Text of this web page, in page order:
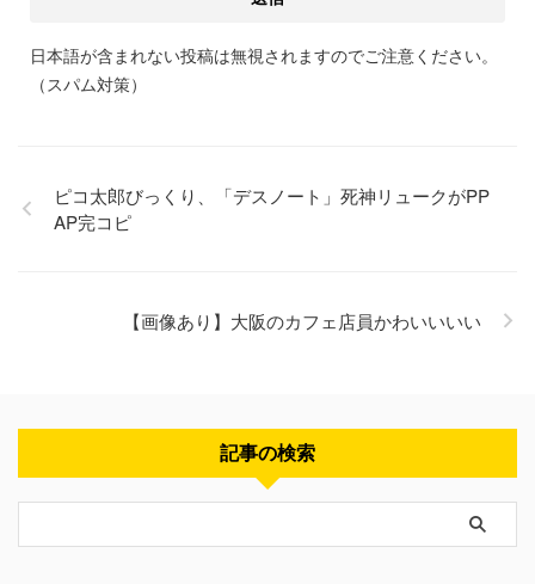
日本語が含まれない投稿は無視されますのでご注意ください。
（スパム対策）
ピコ太郎びっくり、「デスノート」死神リュークがPP
AP完コピ
【画像あり】大阪のカフェ店員かわいいいい
記事の検索